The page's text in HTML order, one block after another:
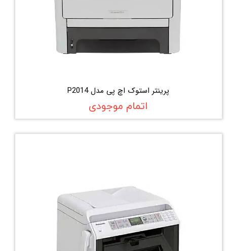
پرینتر استوک اچ پی مدل P2014
اتمام موجودی